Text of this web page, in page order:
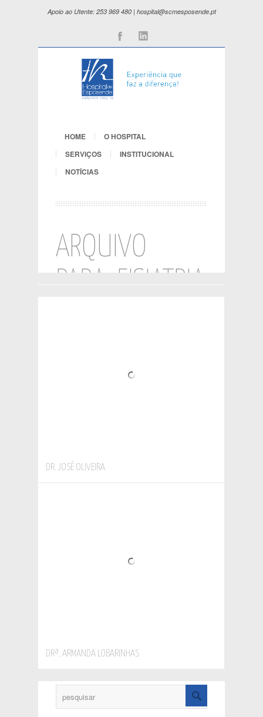
Apoio ao Utente: 253 969 480 | hospital@scmesposende.pt
Facebook
HOME
O HOSPITAL
SERVIÇOS
INSTITUCIONAL
NOTÍCIAS
ARQUIVO
PARA: FISIATRIA
DR. JOSÉ OLIVEIRA
DRª. ARMANDA LOBARINHAS